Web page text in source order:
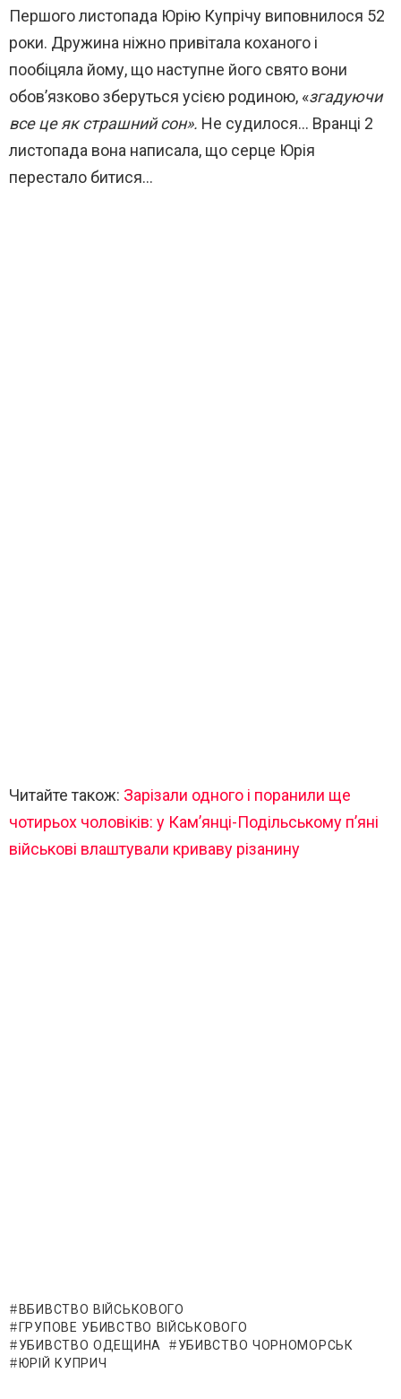
Першого листопада Юрію Купрічу виповнилося 52
роки. Дружина ніжно привітала коханого і
пообіцяла йому, що наступне його свято вони
обов’язково зберуться усією родиною, «згадуючи
все це як страшний сон». Не судилося… Вранці 2
листопада вона написала, що серце Юрія
перестало битися…
Читайте також: Зарізали одного і поранили ще
чотирьох чоловіків: у Кам’янці-Подільському п’яні
військові влаштували криваву різанину
ВБИВСТВО ВІЙСЬКОВОГО
ГРУПОВЕ УБИВСТВО ВІЙСЬКОВОГО
УБИВСТВО ОДЕЩИНА
УБИВСТВО ЧОРНОМОРСЬК
ЮРІЙ КУПРИЧ